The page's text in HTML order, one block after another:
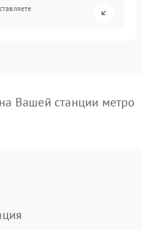
Вашей станции метро